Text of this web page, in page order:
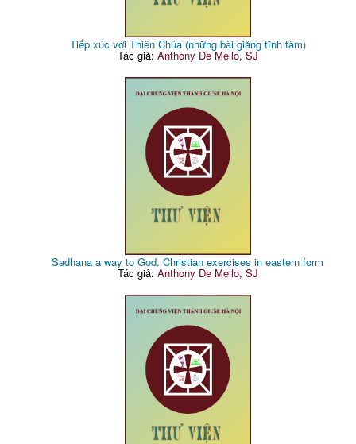
Tiếp xúc với Thiên Chúa (những bài giảng tĩnh tâm)
Tác giả: Anthony De Mello, SJ
Sadhana a way to God. Christian exercises in eastern form
Tác giả: Anthony De Mello, SJ